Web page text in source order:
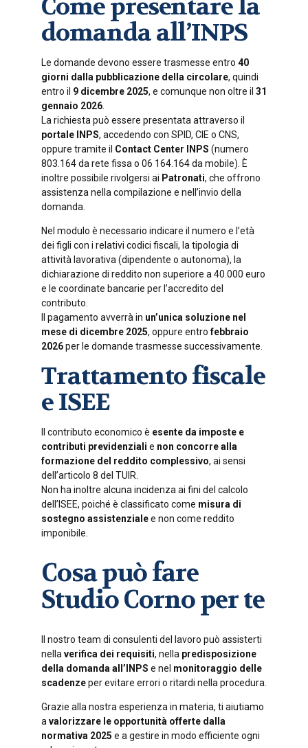
Come presentare la
domanda all’INPS
Le domande devono essere trasmesse entro 40
giorni dalla pubblicazione della circolare, quindi
entro il 9 dicembre 2025, e comunque non oltre il 31
gennaio 2026
La richiesta può essere presentata attraverso il
portale INPS, accedendo con SPID, CIE o CNS,
oppure tramite il Contact Center INPS (numero
803.164 da rete fissa o 06 164.164 da mobile). È
inoltre possibile rivolgersi ai Patronati, che offrono
assistenza nella compilazione e nell’invio della
domanda.
Nel modulo è necessario indicare il numero e l’età
dei figli con i relativi codici fiscali, la tipologia di
attività lavorativa (dipendente o autonoma), la
dichiarazione di reddito non superiore a 40.000 euro
e le coordinate bancarie per l’accredito del
contributo.
Il pagamento avverrà in un’unica soluzione nel
mese di dicembre 2025, oppure entrofebbraio
2026per le domande trasmesse successivamente.
Trattamento fiscale
e ISEE
Il contributo economico è esente da imposte e
contributi previdenziali e non concorre alla
formazione del reddito complessivo, ai sensi
dell’articolo 8 del TUIR.
Non ha inoltre alcuna incidenza ai fini del calcolo
dell’ISEE, poiché è classificato come misura di
sostegno assistenzialee non come reddito
imponibile.
Cosa può fare
Studio Corno per te
Il nostro team di consulenti del lavoro può assisterti
nella verifica dei requisiti, nella predisposizione
della domanda all’INPS e nel monitoraggio delle
scadenzeper evitare errori o ritardi nella procedura.
Grazie alla nostra esperienza in materia, ti aiutiamo
a valorizzare le opportunità offerte dalla
normativa 2025 e a gestire in modo efficiente ogni